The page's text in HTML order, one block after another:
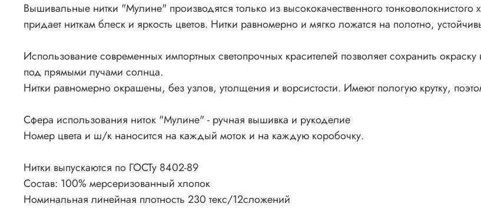
Вышивальные нитки "Мулине" производятся только из высококачественного
придает ниткам блеск и яркость цветов. Нитки равномерно и мягко ложатся на полотно,
Использование современных импортных светопрочных красителей позволяет сохранить
под прямыми лучами солнца.
Нитки равномерно окрашены, без узлов, утолщения и ворсистости. Имеют пологую крутку,
Сфера использования ниток "Мулине" - ручная вышивка и рукоделие
Номер цвета и ш/к наносится на каждый моток и на каждую коробочку.
Нитки выпускаются по ГОСТу 8402-89
Состав: 100% мерсеризованный хлопок
Номинальная линейная плотность 230 текс/12сложений